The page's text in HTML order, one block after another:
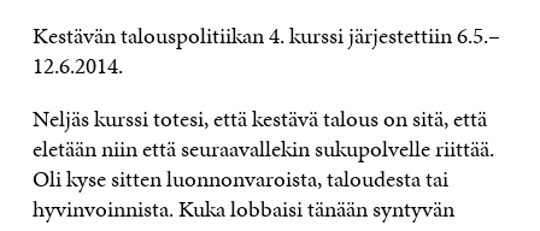
Kestävän talouspolitiikan 4. kurssi järjestettiin 6.5.–
12.6.2014.
Neljäs kurssi totesi, että kestävä talous on sitä, että
eletään niin että seuraavallekin sukupolvelle riittää.
Oli kyse sitten luonnonvaroista, taloudesta tai
hyvinvoinnista. Kuka lobbaisi tänään syntyvän